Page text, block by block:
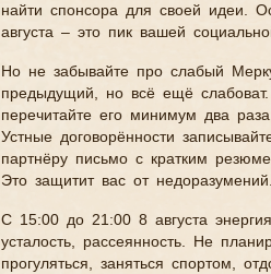
найти спонсора для своей идеи.
августа – это пик вашей
Но не забывайте про слабый
предыдущий, но всё ещё
перечитайте его минимум два
Устные договорённости
партнёру письмо с кратким
Это защитит вас от недоразумений.
С 15:00 до 21:00 8 августа
усталость, рассеянность. Не
прогуляться, заняться спортом,